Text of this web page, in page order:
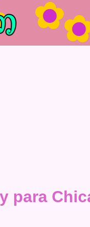
para